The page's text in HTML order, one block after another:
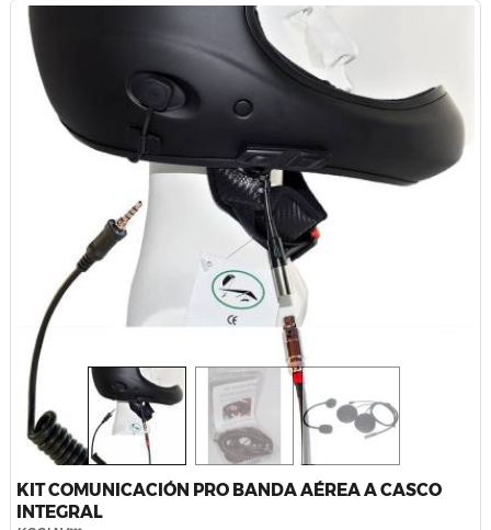
KIT COMUNICACIÓN PRO BANDA AÉREA A CASCO
INTEGRAL